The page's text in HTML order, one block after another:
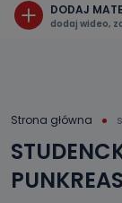
DODAJ
dodaj wideo,
Strona główna
PUNKREAS